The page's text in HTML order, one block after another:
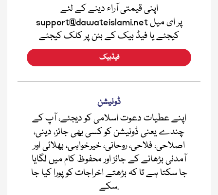
اپنی قیمتی آراء دینے کے لئے
support@dawateislami.net پر ای میل
کیجئے یا فیڈ بیک کے بٹن پر کلک کیجئے
فیڈبیک
ڈونیشن
اپنے عطیات دعوت اسلامی کو دیجئے، آپ کے
چندے یعنی ڈونیشن کو کسی بھی جائز، دینی،
اصلاحی، فلاحی، روحانی، خیرخواہی، بھلائی اور
آمدنی بڑھانے کے جائز اور محفوظ کام میں لگایا
جا سکتا ہے تا کہ بڑھتے اخراجات کو پورا کیا جا
سکے.